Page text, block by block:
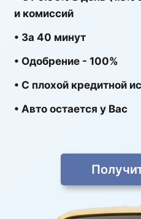
и комиссий
• За 40 минут
• Одобрение - 100%
• С плохой кредитной
• Авто остается у Вас